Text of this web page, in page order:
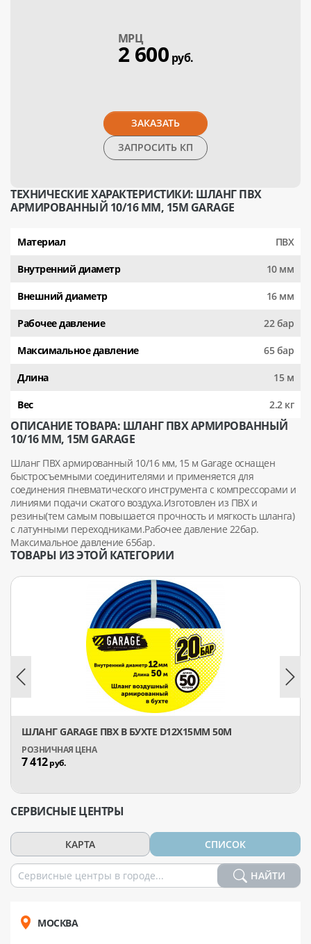
МPЦ
2 600 руб.
ЗАКАЗАТЬ
ЗАПРОСИТЬ КП
ТЕХНИЧЕСКИЕ ХАРАКТЕРИСТИКИ: ШЛАНГ ПВХ
АРМИРОВАННЫЙ 10/16 ММ, 15М GARAGE
Материал ПВХ
Внутренний диаметр 10 мм
Внешний диаметр 16 мм
Рабочее давление 22 бар
Максимальное давление 65 бар
Длина 15 м
Вес 2.2 кг
ОПИСАНИЕ ТОВАРА: ШЛАНГ ПВХ АРМИРОВАННЫЙ
10/16 ММ, 15М GARAGE
Шланг ПВХ армированный 10/16 мм, 15 м Garage оснащен
быстросъемными соединителями и применяется для
соединения пневматического инструмента с компрессорами и
линиями подачи сжатого воздуха.Изготовлен из ПВХ и
резины(тем самым повышается прочность и мягкость шланга)
с латунными переходниками.Рабочее давление 22бар.
Максимальное давление 65бар.
ТОВАРЫ ИЗ ЭТОЙ КАТЕГОРИИ
ШЛАНГ GARAGE ПВХ В БУХТЕ D12Х15ММ 50М
7 412руб.
СЕРВИСНЫЕ ЦЕНТРЫ
КАРТА СПИСОК
НАЙТИ
МОСКВА